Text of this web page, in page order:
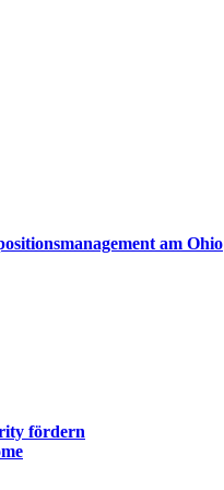
am Ohio
fördern